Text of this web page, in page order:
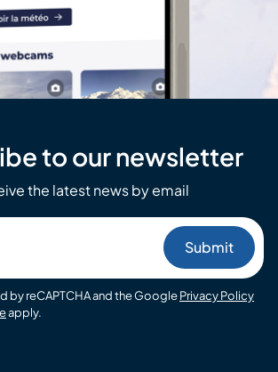
to our newsletter
the latest news by email
by reCAPTCHA and the GooglePrivacy Policy
apply.